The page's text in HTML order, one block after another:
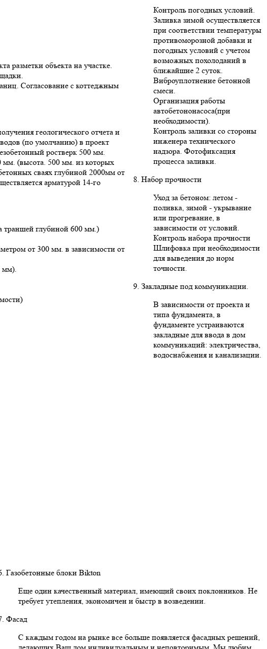
разметки объекта на участке.
Согласование с коттеджным
геологического отчета и
(по умолчанию) в проект
ростверк 500 мм.
(высота. 500 мм. из которых
сваях глубиной 2000мм от
арматурой 14-го
траншей глубиной 600 мм.)
от 300 мм. в зависимости от
мм).
Контроль погодных условий.
Заливка зимой осуществляется
при соответствии температуры
противоморозной добавки и
погодных условий с учетом
возможных похолоданий в
ближайшие 2 суток.
Виброуплотнение бетонной
смеси.
Организация работы
автобетононасоса(при
необходимости).
Контроль заливки со стороны
инженера технического
надзора. Фотофиксация
процесса заливки.
8. Набор прочности
Уход за бетоном: летом -
поливка, зимой - укрывание
или прогревание, в
зависимости от условий.
Контроль набора прочности
Шлифовка при необходимости
для выведения до норм
точности.
9. Закладные под коммуникации.
В зависимости от проекта и
типа фундамента, в
фундаменте устраиваются
закладные для ввода в дом
коммуникаций: электричества,
водоснабжения и канализации.
Газобетонные блоки Bikton
Еще один качественный материал, имеющий своих поклонников. Не
требует утепления, экономичен и быстр в возведении.
Фасад
С каждым годом на рынке все больше появляется фасадных решений,